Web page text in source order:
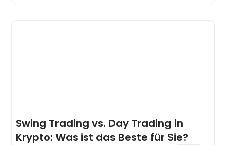
Swing Trading vs. Day Trading in
Krypto: Was ist das Beste für Sie?